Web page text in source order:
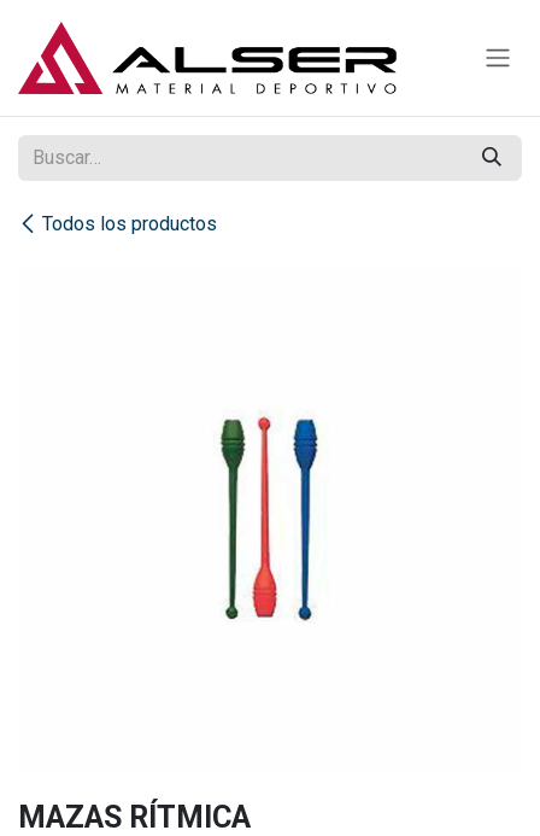
Todos los productos
MAZAS RÍTMICA